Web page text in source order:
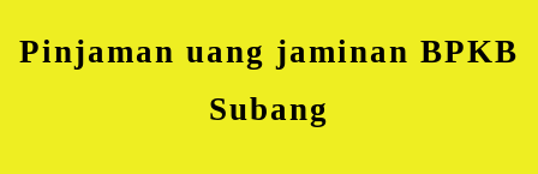
Pinjaman uang jaminan BPKB
Subang